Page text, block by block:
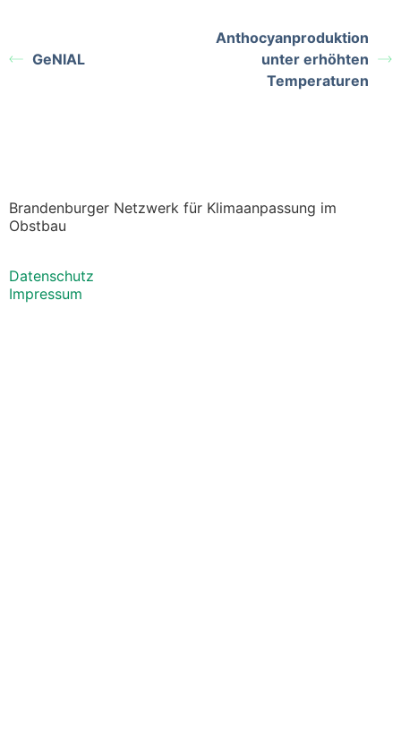
GeNIAL
Anthocyanproduktion
unter erhöhten
Temperaturen
Brandenburger Netzwerk für Klimaanpassung im
Obstbau
Datenschutz
Impressum